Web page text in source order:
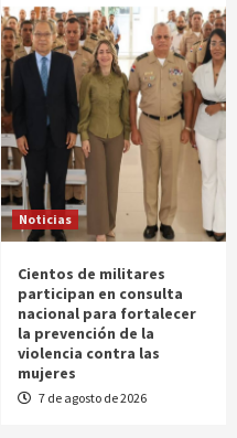
Noticias
Cientos de militares
participan en consulta
nacional para fortalecer
la prevención de la
violencia contra las
mujeres
7 de agosto de 2026